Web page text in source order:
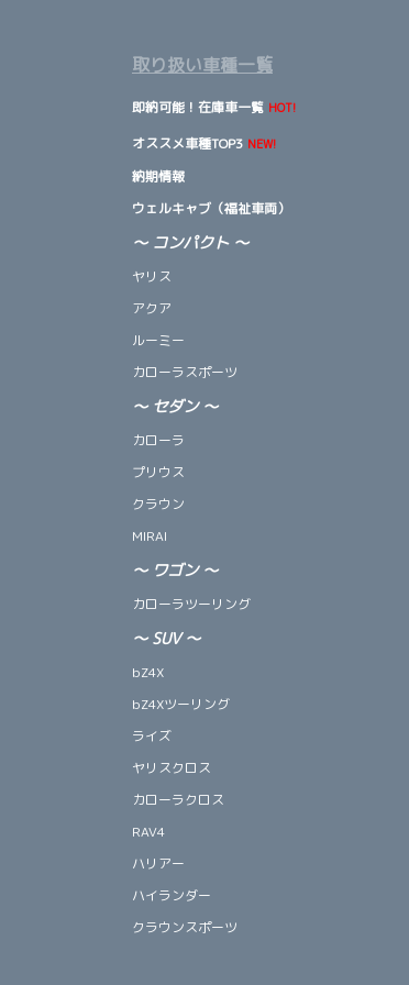
取り扱い車種一覧
即納可能！在庫車一覧 HOT!
オススメ車種TOP3 NEW!
納期情報
ウェルキャブ（福祉車両）
～ コンパクト ～
ヤリス
アクア
ルーミー
カローラスポーツ
～ セダン ～
カローラ
プリウス
クラウン
MIRAI
～ ワゴン ～
カローラツーリング
～ SUV～
bZ4X
bZ4Xツーリング
ライズ
ヤリスクロス
カローラクロス
RAV4
ハリアー
ハイランダー
クラウンスポーツ